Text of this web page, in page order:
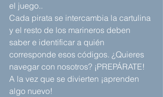
el juego..
Cada pirata se intercambia la cartulina
y el resto de los marineros deben
saber e identificar a quién
corresponde esos códigos. ¿Quieres
navegar con nosotros? ¡PREPÁRATE!
A la vez que se divierten ¡aprenden
algo nuevo!